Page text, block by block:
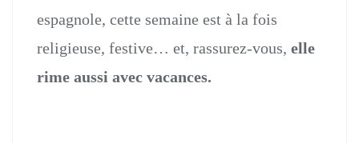
espagnole, cette semaine est à la fois
religieuse, festive… et, rassurez-vous, elle
rime aussi avec vacances.